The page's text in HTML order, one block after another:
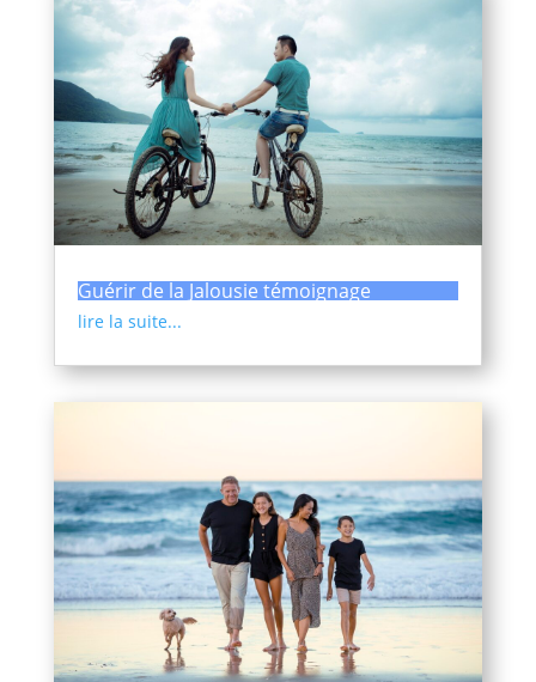
Guérir de la Jalousie témoignage
lire la suite...